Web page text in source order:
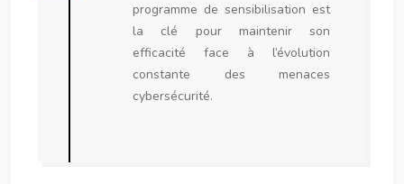
programme de sensibilisation est
la clé pour maintenir son
efficacité face à l’évolution
constante des menaces
cybersécurité.